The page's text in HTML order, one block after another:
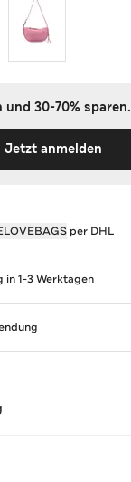
30-70% sparen.
Jetzt anmelden
per DHL
in 1-3 Werktagen